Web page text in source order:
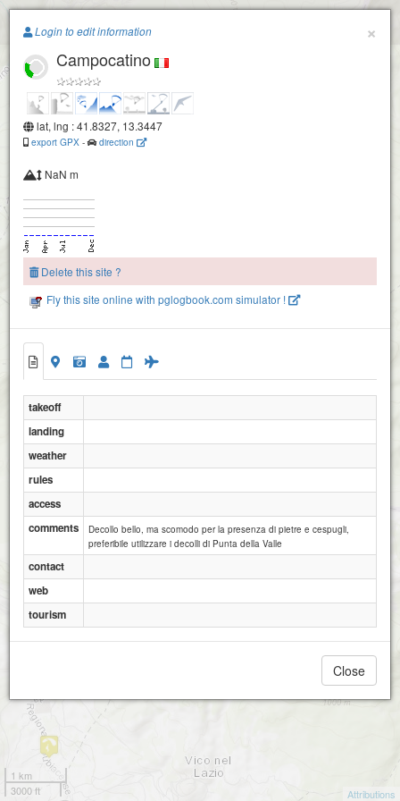
Paragliding.Earth
Campocatino - Punta della Valle - Ovest
Campocatino - Punta della Valle - Est
+
1 km
3000 ft
Attributions
×
Login to edit information
Campocatino
lat, lng : 41.8327, 13.3447
export GPX - direction
NaN m
Delete this site ?
Fly this site online with pglogbook.com simulator !
takeoff
landing
weather
rules
access
comments
Decollo bello, ma scomodo per la presenza di pietre e cespugli,
preferibile utilizzare i decolli di Punta della Valle
contact
web
tourism
Close